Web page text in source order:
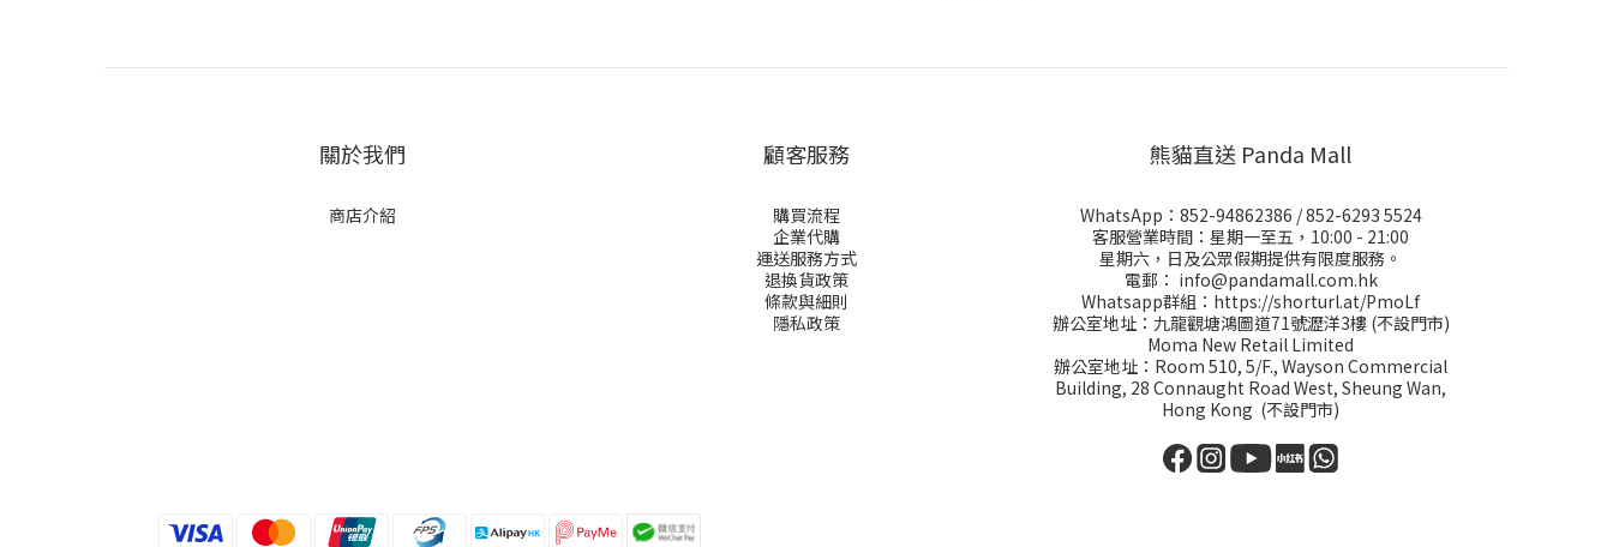
關於我們
商店介紹
顧客服務
購買流程
企業代購
運送服務方式
退換貨政策
條款與細則
隱私政策
熊貓直送 Panda Mall
WhatsApp： 852-94862386 /852-6293 5524
客服營業時間：星期一至五，10:00 - 21:00
星期六，日及公眾假期提供有限度服務。
電郵： info@pandamall.com.hk
Whatsapp群組： https://shorturl.at/PmoLf
辦公室地址：九龍觀塘鴻圖道71號瀝洋3樓 (不設門市)
Moma New Retail Limited
辦公室地址：Room 510, 5/F., Wayson Commercial
Building, 28 Connaught Road West, Sheung Wan,
Hong Kong (不設門市)